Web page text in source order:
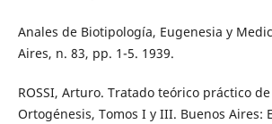
Anales de Biotipología, Eugenesia y
Aires, n. 83, pp. 1-5. 1939.
ROSSI, Arturo. Tratado teórico práctico
Ortogénesis, Tomos I y III. Buenos Aires: